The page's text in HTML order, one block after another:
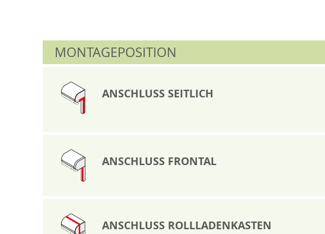
MONTAGEPOSITION
ANSCHLUSS SEITLICH
ANSCHLUSS FRONTAL
ANSCHLUSS ROLLLADENKASTEN